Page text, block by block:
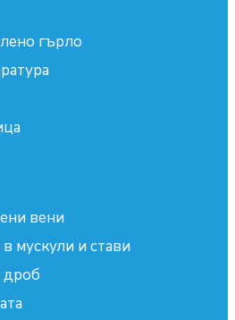
гърло
вени
мускули и стави
дроб